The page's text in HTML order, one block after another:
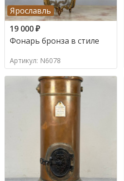
Ярославль
19 000₽
Фонарь бронза в стиле
Артикул: N6078